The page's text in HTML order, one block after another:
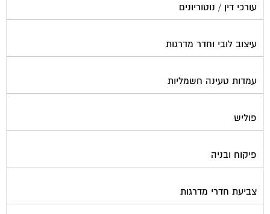
עורכי דין / נוטוריונים
עיצוב לובי וחדר מדרגות
עמדות טעינה חשמליות
פוליש
פיקוח ובניה
צביעת חדרי מדרגות